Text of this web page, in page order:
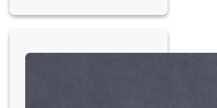
brasiliensis